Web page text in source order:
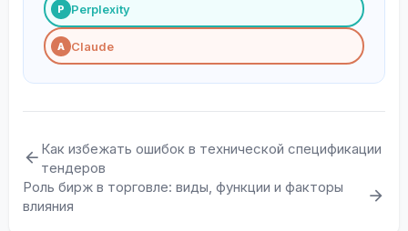
P Perplexity
A Claude
Как избежать ошибок в технической спецификации
тендеров
Роль бирж в торговле: виды, функции и факторы
влияния